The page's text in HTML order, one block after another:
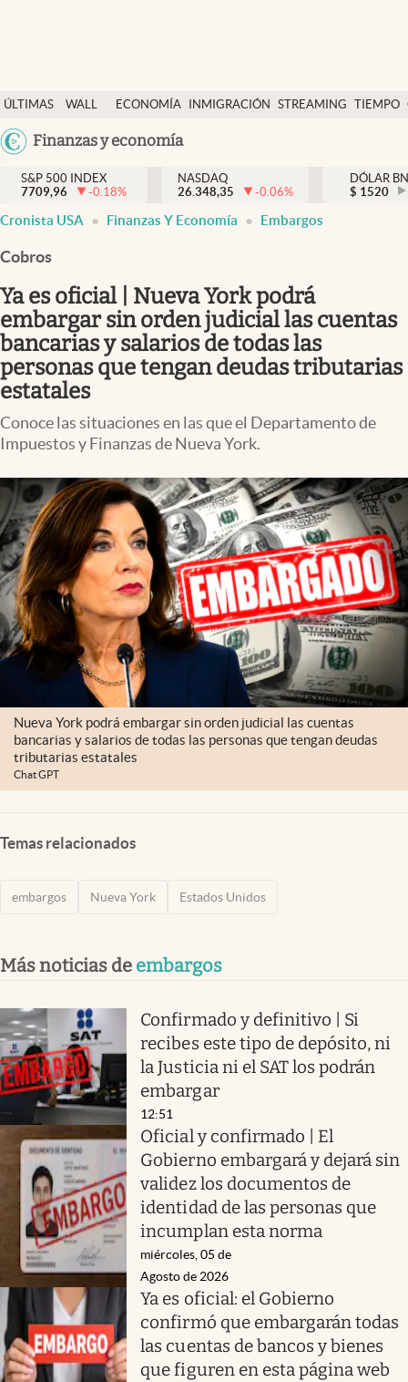
ÚLTIMAS
NOTICIAS
WALL
DÓLAR
ECONOMÍA INMIGRACIÓN STREAMING TIEMPO
México
Finanzas y economía
Finanzas y economía
Wall Street y dólar
Inmigración
Espiritual
Streaming
PC y mobile
Lifestyle
S&P 500 INDEX
7709,96
-0.18%
NASDAQ
26.348,35
-0.06%
DÓLAR
$ 1520
Cronista USA Finanzas Y Economía Embargos
Cobros
Ya es oficial | Nueva York podrá
embargar sin orden judicial las cuentas
bancarias y salarios de todas las
personas que tengan deudas tributarias
estatales
Conoce las situaciones en las que el Departamento de
Impuestos y Finanzas de Nueva York.
Nueva York podrá embargar sin orden judicial las cuentas
bancarias y salarios de todas las personas que tengan deudas
tributarias estatales
Chat GPT
Temas relacionados
embargos Nueva York Estados Unidos
Más noticias de embargos
Confirmado y definitivo | Si
recibes este tipo de depósito, ni
la Justicia ni el SAT los podrán
embargar
12:51
Oficial y confirmado | El
Gobierno embargará y dejará sin
validez los documentos de
identidad de las personas que
incumplan esta norma
miércoles, 05 de
Agosto de 2026
Ya es oficial: el Gobierno
confirmó que embargarán todas
las cuentas de bancos y bienes
que figuren en esta página web